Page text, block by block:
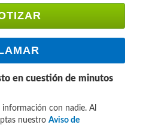
en cuestión de minutos
con nadie. Al
nuestro Aviso de